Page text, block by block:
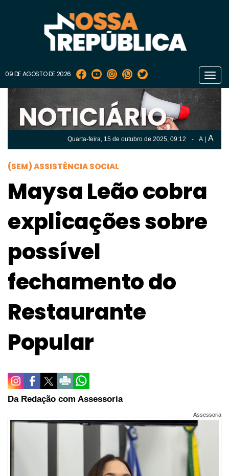
09 DE AGOSTO DE 2026
Quarta-feira, 15 de outubro de 2025, 09:12 - A A
(SEM) ASSISTÊNCIA SOCIAL
Maysa Leão cobra
explicações sobre
possível
fechamento do
Restaurante
Popular
Da Redação com Assessoria
Assessoria